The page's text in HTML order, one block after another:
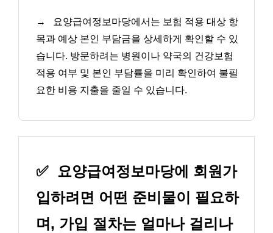
→
요양급여정보마당에서는 보험 적용 대상 항
목과 예상 본인 부담금을 상세하게 확인할 수 있
습니다. 방문하려는 병원이나 약국의 건강보험
적용 여부 및 본인 부담률을 미리 확인하여 불필
요한 비용 지출을 줄일 수 있습니다.
✅ 요양급여정보마당에 회원가
입하려면 어떤 준비물이 필요하
며, 가입 절차는 얼마나 걸리나